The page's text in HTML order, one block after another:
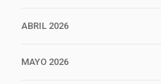
ABRIL 2026
MAYO 2026